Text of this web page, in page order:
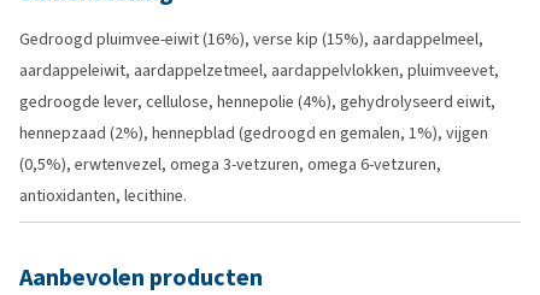
Gedroogd pluimvee-eiwit (16%), verse kip (15%), aardappelmeel,
aardappeleiwit, aardappelzetmeel, aardappelvlokken, pluimveevet,
gedroogde lever, cellulose, hennepolie (4%), gehydrolyseerd eiwit,
hennepzaad (2%), hennepblad (gedroogd en gemalen, 1%), vijgen
(0,5%), erwtenvezel, omega 3-vetzuren, omega 6-vetzuren,
antioxidanten, lecithine.
Aanbevolen producten